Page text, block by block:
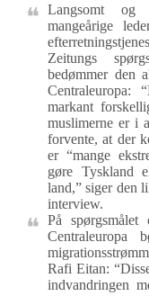
Langsomt og
mangeårige
Zeitungs
bedømmer den
Centraleuropa:
markant
muslimerne er i
forvente, at der
er “mange
gøre Tyskland
land,” siger den
interview.
På spørgsmålet
Centraleuropa
Rafi Eitan:
indvandringen